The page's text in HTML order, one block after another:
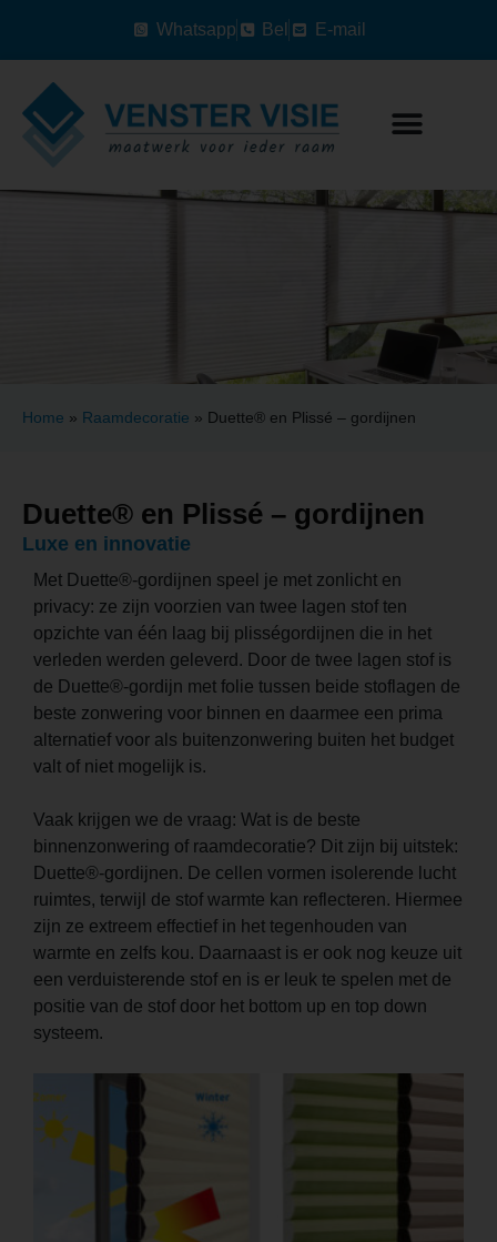
Whatsapp Bel E-mail
Home » Raamdecoratie » Duette® en Plissé – gordijnen
Duette® en Plissé – gordijnen
Luxe en innovatie
Met Duette®-gordijnen speel je met zonlicht en
privacy: ze zijn voorzien van twee lagen stof ten
opzichte van één laag bij plisségordijnen die in het
verleden werden geleverd. Door de twee lagen stof is
de Duette®-gordijn met folie tussen beide stoflagen de
beste zonwering voor binnen en daarmee een prima
alternatief voor als buitenzonwering buiten het budget
valt of niet mogelijk is.
Vaak krijgen we de vraag: Wat is de beste
binnenzonwering of raamdecoratie? Dit zijn bij uitstek:
Duette®-gordijnen. De cellen vormen isolerende lucht
ruimtes, terwijl de stof warmte kan reflecteren. Hiermee
zijn ze extreem effectief in het tegenhouden van
warmte en zelfs kou. Daarnaast is er ook nog keuze uit
een verduisterende stof en is er leuk te spelen met de
positie van de stof door het bottom up en top down
systeem.